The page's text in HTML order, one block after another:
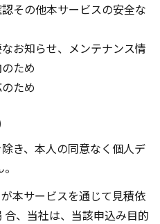
その他本サービスの安全な
お知らせ、メンテナンス情
ため
ため
き、本人の同意なく個人デ
本サービスを通じて見積依
、当社は、当該申込み目的